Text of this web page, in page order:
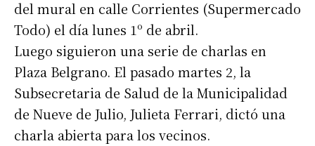
del mural en calle Corrientes (Supermercado
Todo) el día lunes 1º de abril.
Luego siguieron una serie de charlas en
Plaza Belgrano. El pasado martes 2, la
Subsecretaria de Salud de la Municipalidad
de Nueve de Julio, Julieta Ferrari, dictó una
charla abierta para los vecinos.